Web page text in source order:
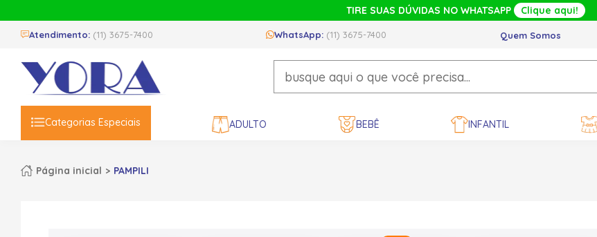
TIRE SUAS DÚVIDAS NO WHATSAPP Clique aqui!
Atendimento: (11) 3675-7400 WhatsApp: (11) 3675-7400 Quem Somos
Categorias Especiais ADULTO BEBÊ INFANTIL
Página inicial PAMPILI